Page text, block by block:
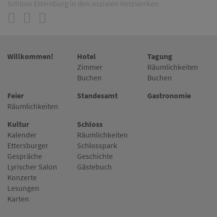
Schloss Ettersburg in den sozialen Netzwerken
Willkommen!
Hotel
Zimmer
Buchen
Tagung
Räumlichkeiten
Buchen
Feier
Räumlichkeiten
Standesamt Gastronomie
Kultur
Kalender
Ettersburger
Gespräche
Lyrischer Salon
Konzerte
Lesungen
Karten
Schloss
Räumlichkeiten
Schlosspark
Geschichte
Gästebuch